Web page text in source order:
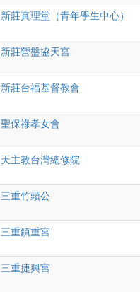
新莊真理堂（青年學生中心）
新莊營盤協天宮
新莊台福基督教會
聖保祿孝女會
天主教台灣總修院
三重竹頭公
三重鎮重宮
三重捷興宮